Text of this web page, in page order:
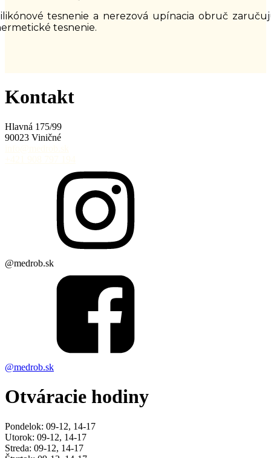
tesnenie a nerezová upínacia obruč
tesnenie.
Kontakt
Hlavná 175/99
90023 Viničné
@medrob.sk
@medrob.sk
Otváracie hodiny
Pondelok: 09-12, 14-17
Utorok: 09-12, 14-17
Streda: 09-12, 14-17